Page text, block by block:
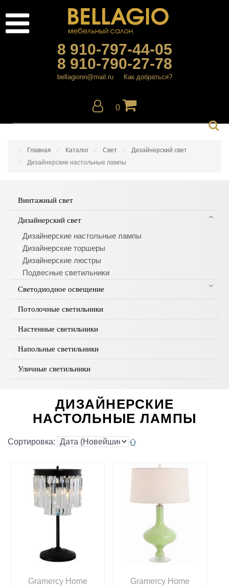
8 910-797-44-05
8 910-790-27-78
bellagionn@mail.ru Как добраться?
0
Главная Каталог Свет
Дизайнерский свет
Дизайнерские настольные лампы
Винтажный свет
Дизайнерский свет
Дизайнерские настольные лампы
Дизайнерские торшеры
Дизайнерские люстры
Подвесные светильники
Светодиодное освещение
Потолочные светильники
Настенные светильники
Напольные светильники
Уличные светильники
ДИЗАЙНЕРСКИЕ
НАСТОЛЬНЫЕ ЛАМПЫ
Сортировка:
Gramercy Home
Gramercy Home